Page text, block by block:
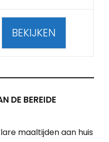
BEKIJKEN
DE BEREIDE
maaltijden aan huis